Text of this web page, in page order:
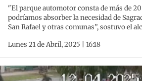
"El parque automotor consta de más de
podríamos absorber la necesidad de
San Rafael y otras comunas”, sostuvo el
Lunes 21 de Abril, 2025 | 16:18